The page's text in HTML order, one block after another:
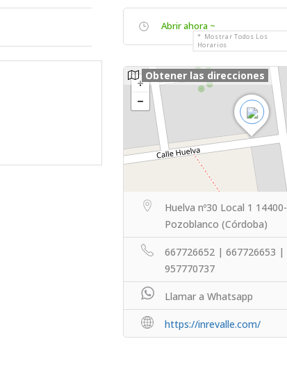
Abrir ahora ~
Mostrar Todos Los
Horarios
Obtener las direcciones
Huelva nº30 Local 1 14400-
Pozoblanco (Córdoba)
667726652 | 667726653 |
957770737
Llamar a Whatsapp
https://inrevalle.com/